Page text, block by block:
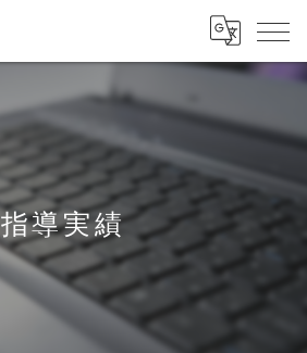
指導実績